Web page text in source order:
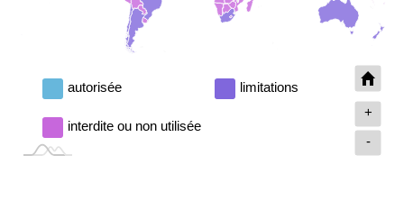
+
-
autorisée limitations
interdite ou non utilisée